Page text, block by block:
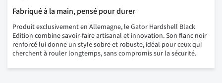
Fabriqué à la main, pensé pour durer
Produit exclusivement en Allemagne, le Gator Hardshell Black
Edition combine savoir-faire artisanal et innovation. Son flanc noir
renforcé lui donne un style sobre et robuste, idéal pour ceux qui
cherchent à rouler longtemps, sans compromis sur la sécurité.